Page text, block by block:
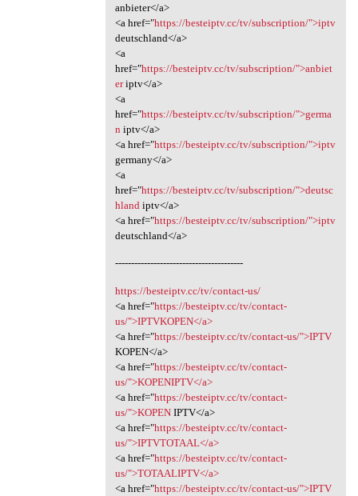
anbieter</a>
<a href="https://besteiptv.cc/tv/subscription/">iptv
deutschland</a>
<a
href="https://besteiptv.cc/tv/subscription/">anbiet
eriptv</a>
<a
href="https://besteiptv.cc/tv/subscription/">germa
n iptv</a>
<a href="https://besteiptv.cc/tv/subscription/">iptv
germany</a>
<a
href="https://besteiptv.cc/tv/subscription/">deutsc
hland iptv</a>
<a href="https://besteiptv.cc/tv/subscription/">iptv
deutschland</a>
----------------------------------------
https://besteiptv.cc/tv/contact-us/
<a href="https://besteiptv.cc/tv/contact-
us/">IPTVKOPEN</a>
<a href="https://besteiptv.cc/tv/contact-us/">IPTV
KOPEN</a>
<a href="https://besteiptv.cc/tv/contact-
us/">KOPENIPTV</a>
<a href="https://besteiptv.cc/tv/contact-
us/">KOPENIPTV</a>
<a href="https://besteiptv.cc/tv/contact-
us/">IPTVTOTAAL</a>
<a href="https://besteiptv.cc/tv/contact-
us/">TOTAALIPTV</a>
<a href="https://besteiptv.cc/tv/contact-us/">IPTV